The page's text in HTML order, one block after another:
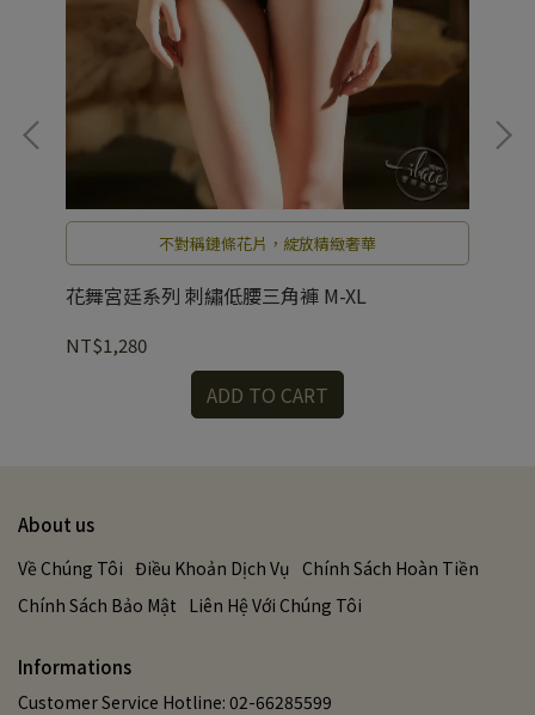
不對稱鏈條花片，綻放精緻奢華
花舞宮廷系列 刺繡低腰三角褲 M-XL
NT$1,280
ADD TO CART
About us
Về Chúng Tôi Điều Khoản Dịch Vụ Chính Sách Hoàn Tiền
Chính Sách Bảo Mật Liên Hệ Với Chúng Tôi
Informations
Customer Service Hotline: 02-66285599